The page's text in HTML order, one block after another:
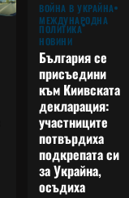
ВОЙНА В УКРАЙНА
МЕЖДУНАРОДНА
ПОЛИТИКА
НОВИНИ
България се
присъедини
към Киивската
декларация:
участниците
потвърдиха
подкрепата си
за Украйна,
осъдиха